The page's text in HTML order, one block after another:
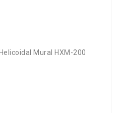
Mural HXM-200